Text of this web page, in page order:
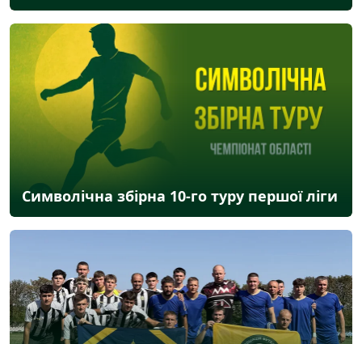
Символічна збірна 10-го туру першої ліги